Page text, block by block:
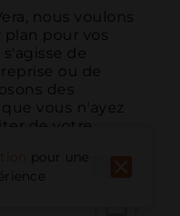
nous voulons
pour vos
de
ou de
des
vous n'ayez
de votre
pour une